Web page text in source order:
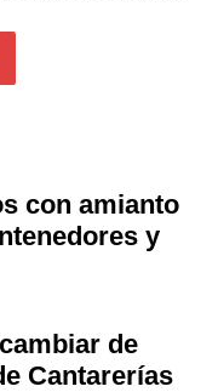
con amianto
y
de
Cantarerías